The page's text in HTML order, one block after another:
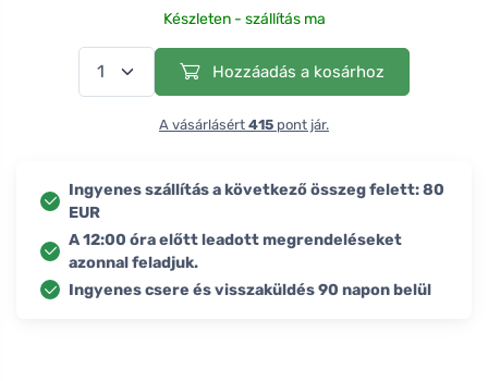
Készleten - szállítás ma
Hozzáadás a kosárhoz
A vásárlásért 415 pont jár.
Ingyenes szállítás a következő összeg felett: 80
EUR
A 12:00 óra előtt leadott megrendeléseket
azonnal feladjuk.
Ingyenes csere és visszaküldés 90 napon belül